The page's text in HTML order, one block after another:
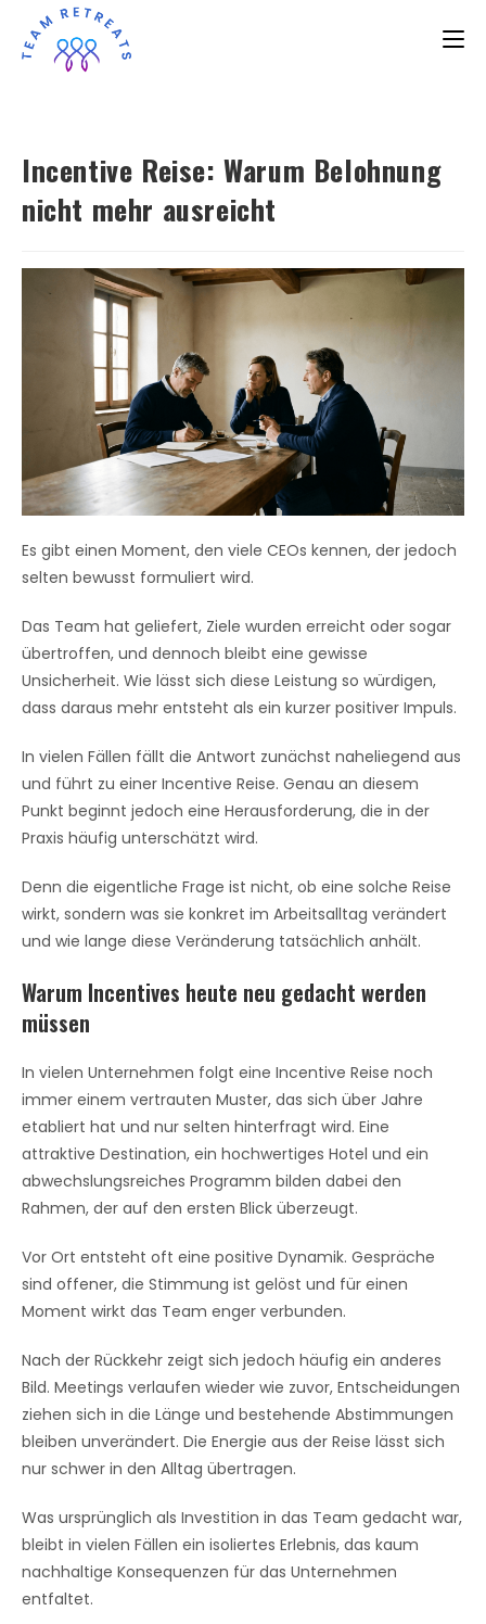
Incentive Reise: Warum Belohnung
nicht mehr ausreicht
Es gibt einen Moment, den viele CEOs kennen, der jedoch
selten bewusst formuliert wird.
Das Team hat geliefert, Ziele wurden erreicht oder sogar
übertroffen, und dennoch bleibt eine gewisse
Unsicherheit. Wie lässt sich diese Leistung so würdigen,
dass daraus mehr entsteht als ein kurzer positiver Impuls.
In vielen Fällen fällt die Antwort zunächst naheliegend aus
und führt zu einer Incentive Reise. Genau an diesem
Punkt beginnt jedoch eine Herausforderung, die in der
Praxis häufig unterschätzt wird.
Denn die eigentliche Frage ist nicht, ob eine solche Reise
wirkt, sondern was sie konkret im Arbeitsalltag verändert
und wie lange diese Veränderung tatsächlich anhält.
Warum Incentives heute neu gedacht werden
müssen
In vielen Unternehmen folgt eine Incentive Reise noch
immer einem vertrauten Muster, das sich über Jahre
etabliert hat und nur selten hinterfragt wird. Eine
attraktive Destination, ein hochwertiges Hotel und ein
abwechslungsreiches Programm bilden dabei den
Rahmen, der auf den ersten Blick überzeugt.
Vor Ort entsteht oft eine positive Dynamik. Gespräche
sind offener, die Stimmung ist gelöst und für einen
Moment wirkt das Team enger verbunden.
Nach der Rückkehr zeigt sich jedoch häufig ein anderes
Bild. Meetings verlaufen wieder wie zuvor, Entscheidungen
ziehen sich in die Länge und bestehende Abstimmungen
bleiben unverändert. Die Energie aus der Reise lässt sich
nur schwer in den Alltag übertragen.
Was ursprünglich als Investition in das Team gedacht war,
bleibt in vielen Fällen ein isoliertes Erlebnis, das kaum
nachhaltige Konsequenzen für das Unternehmen
entfaltet.